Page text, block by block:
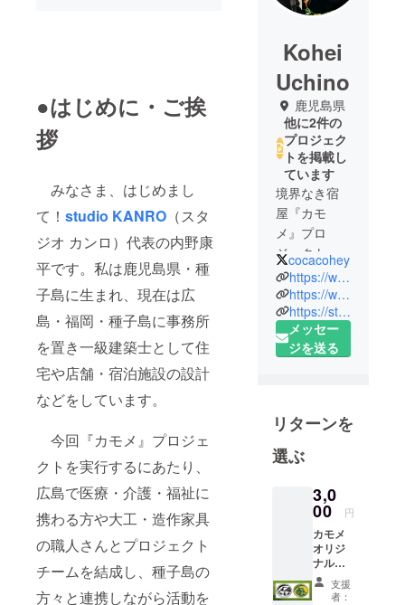
●はじめに・ご挨
拶
みなさま、はじめまし
て！ studio KANRO （スタ
ジオ カンロ）代表の内野康
平です。私は鹿児島県・種
子島に生まれ、現在は広
島・福岡・種子島に事務所
を置き一級建築士として住
宅や店舗・宿泊施設の設計
などをしています。
今回『カモメ』プロジェ
クトを実行するにあたり、
広島で医療・介護・福祉に
携わる方や大工・造作家具
の職人さんとプロジェクト
チームを結成し、種子島の
方々と連携しながら活動を
Kohei
Uchino
鹿児島県
他に2件の
プロジェク
トを掲載し
ています
境界なき宿
屋『カモ
メ』プロ
ジェクト
1990年鹿児
島県種子島
生まれ
一級建築
士・
広島・福
岡・種子島
の3拠点で活
故郷種子島
では「泊ま
れる植物館
あずまや」
を運営中！
cocacohey
https://www.kamome-tanegashima.com/
https://www.azumaya-hotel.com/
https://studio-kanro.com/
メッセー
ジを送る
リターンを
選ぶ
3,0
00 円
カモメ
オリジ
ナルス
テッ
カー(カ
支援
者：